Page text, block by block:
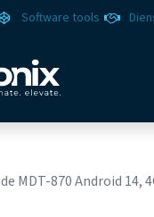
Software tools
MDT-870 Android 14,